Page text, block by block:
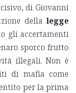
di Giovanni
della legge
gli accertamenti
sporco frutto
illegali. Non è
di mafia come
per la prima